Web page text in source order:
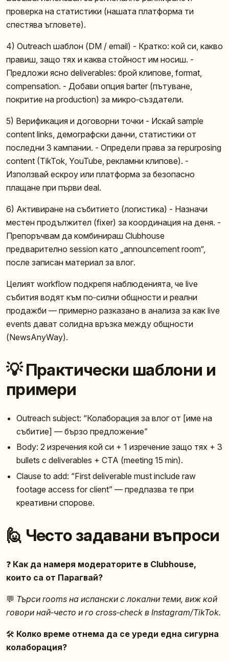
проверка на статистики (нашата платформа ти
спестява ъгловете).
4) Outreach шаблон (DM / email) - Кратко: кой си, какво
правиш, защо тях и каква стойност им носиш. -
Предложи ясно deliverables: брой клипове, format,
compensation. - Добави опция barter (пътуване,
покритие на production) за микро‑създатели.
5) Верификация и договорни точки - Искай sample
content links, демографски данни, статистики от
последни 3 кампании. - Определи права за repurposing
content (TikTok, YouTube, рекламни клипове). -
Използвай ескроу или платформа за безопасно
плащане при първи deal.
6) Активиране на събитието (логистика) - Назначи
местен продължител (fixer) за координация на деня. -
Препоръчвам да комбинираш Clubhouse
предварително session като „announcement room“,
после записан материал за влог.
Целият workflow подкрепя наблюденията, че live
събития водят към по‑силни общности и реални
продажби — примерно разказано в анализа за как live
events дават солидна връзка между общности
(NewsAnyWay).
💡 Практически шаблони и
примери
Outreach subject: “Колаборация за влог от [име на
събитие] — бързо предложение”
Body: 2 изречения кой си + 1 изречение защо тях + 3
bullets с deliverables + CTA (meeting 15 min).
Clause to add: “First deliverable must include raw
footage access for client” — предпазва те при
креативни спорове.
🙋 Често задавани въпроси
❓ Как да намеря модераторите в Clubhouse,
които са от Парагвай?
💬 Търси rooms на испански с локални теми, виж кой
говори най‑често и го cross‑check в Instagram/TikTok.
🛠️ Колко време отнема да се уреди една сигурна
колаборация?